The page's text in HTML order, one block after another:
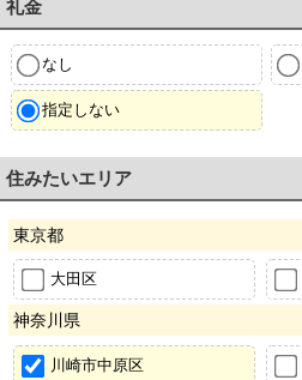
礼金
なし
指定しない
住みたいエリア
東京都
大田区
神奈川県
川崎市中原区